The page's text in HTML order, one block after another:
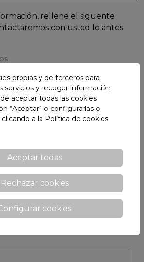
rellene el siguente
con usted lo antes
propias y de terceros para
servicios y recoger información
aceptar todas las cookies
“Aceptar” o configurarlas o
a la Política de cookies
Aceptar todas
Rechazar cookies
cookies